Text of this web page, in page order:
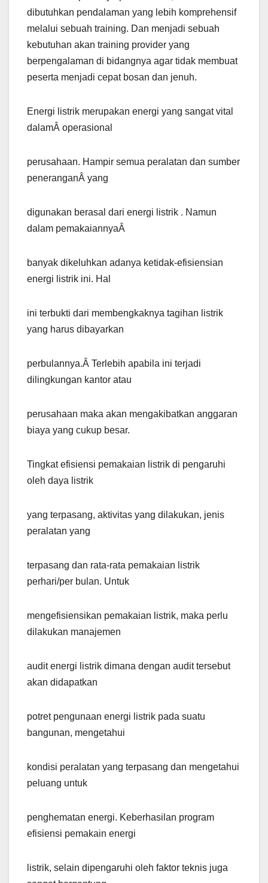
dibutuhkan pendalaman yang lebih komprehensif
melalui sebuah training. Dan menjadi sebuah
kebutuhan akan training provider yang
berpengalaman di bidangnya agar tidak membuat
peserta menjadi cepat bosan dan jenuh.
Energi listrik merupakan energi yang sangat vital
dalamÂ operasional
perusahaan. Hampir semua peralatan dan sumber
peneranganÂ yang
digunakan berasal dari energi listrik . Namun
dalam pemakaiannyaÂ
banyak dikeluhkan adanya ketidak-efisiensian
energi listrik ini. Hal
ini terbukti dari membengkaknya tagihan listrik
yang harus dibayarkan
perbulannya.Â Terlebih apabila ini terjadi
dilingkungan kantor atau
perusahaan maka akan mengakibatkan anggaran
biaya yang cukup besar.
Tingkat efisiensi pemakaian listrik di pengaruhi
oleh daya listrik
yang terpasang, aktivitas yang dilakukan, jenis
peralatan yang
terpasang dan rata-rata pemakaian listrik
perhari/per bulan. Untuk
mengefisiensikan pemakaian listrik, maka perlu
dilakukan manajemen
audit energi listrik dimana dengan audit tersebut
akan didapatkan
potret pengunaan energi listrik pada suatu
bangunan, mengetahui
kondisi peralatan yang terpasang dan mengetahui
peluang untuk
penghematan energi. Keberhasilan program
efisiensi pemakain energi
listrik, selain dipengaruhi oleh faktor teknis juga